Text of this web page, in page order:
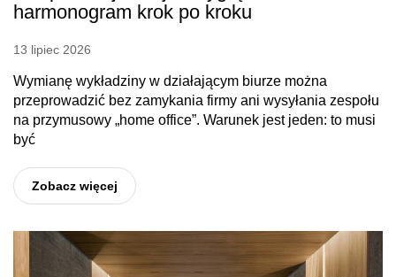
harmonogram krok po kroku
13 lipiec 2026
Wymianę wykładziny w działającym biurze można
przeprowadzić bez zamykania firmy ani wysyłania zespołu
na przymusowy „home office”. Warunek jest jeden: to musi
być
Zobacz więcej